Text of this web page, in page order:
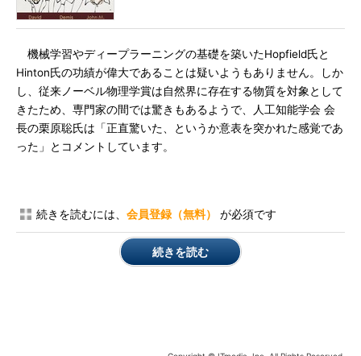
機械学習やディープラーニングの基礎を築いたHopfield氏と
Hinton氏の功績が偉大であることは疑いようもありません。しか
し、従来ノーベル物理学賞は自然界に存在する物質を対象として
きたため、専門家の間では驚きもあるようで、人工知能学会 会
長の栗原聡氏は「正直驚いた、というか意表を突かれた感覚であ
った」とコメントしています。
続きを読むには、 会員登録（無料） が必須です
続きを読む